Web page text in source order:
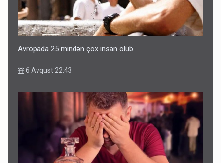
Avropada 25 mindən çox insan ölüb
6 Avqust 22:43